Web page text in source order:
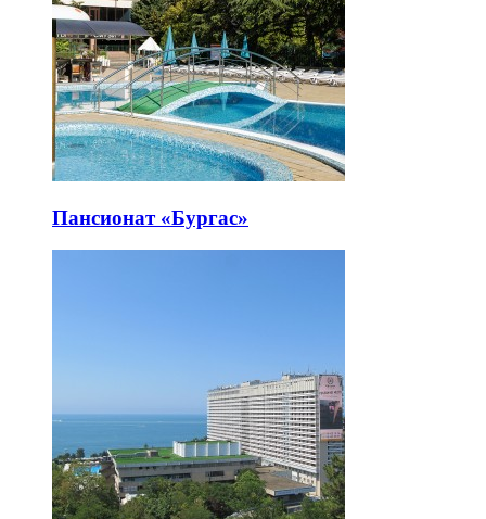
Пансионат «Бургас»